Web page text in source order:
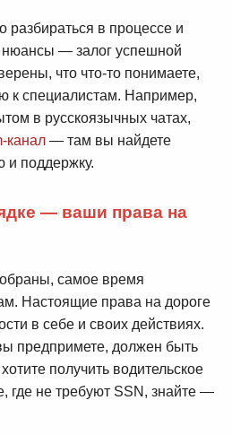
разбираться в процессе и
нюансы — залог успешной
что что-то понимаете,
к специалистам. Например,
в русскоязычных чатах,
канал — там вы найдете
поддержку.
— ваши права на
самое время
Настоящие права на дороге
в себе и своих действиях.
предпримете, должен быть
получить водительское
где не требуют SSN, знайте —